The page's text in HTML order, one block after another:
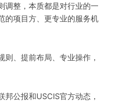
调整，本质都是对行业的一
的项目方、更专业的服务机
则、提前布局、专业操作，
邦公报和USCIS官方动态，